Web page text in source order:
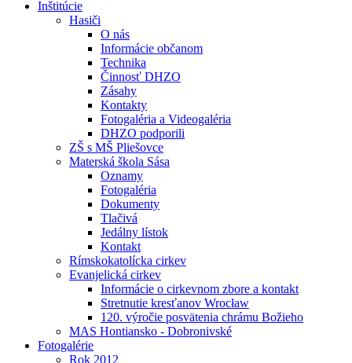
Inštitúcie
Hasiči
O nás
Informácie občanom
Technika
Činnosť DHZO
Zásahy
Kontakty
Fotogaléria a Videogaléria
DHZO podporili
ZŠ s MŠ Pliešovce
Materská škola Sása
Oznamy
Fotogaléria
Dokumenty
Tlačivá
Jedálny lístok
Kontakt
Rímskokatolícka cirkev
Evanjelická cirkev
Informácie o cirkevnom zbore a kontakt
Stretnutie kresťanov Wrocław
120. výročie posvätenia chrámu Božieho
MAS Hontiansko - Dobronivské
Fotogalérie
Rok 2012